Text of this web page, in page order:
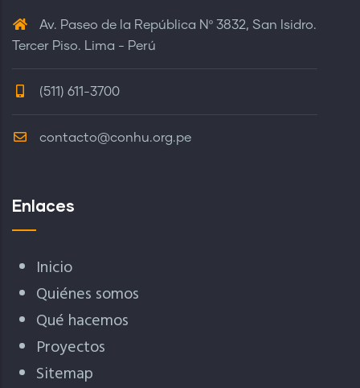
Av. Paseo de la República Nº 3832, San Isidro.
Tercer Piso. Lima - Perú
(511) 611-3700
contacto@conhu.org.pe
Enlaces
Inicio
Quiénes somos
Qué hacemos
Proyectos
Sitemap